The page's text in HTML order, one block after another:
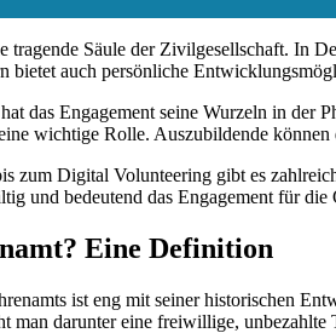
tragende Säule der Zivilgesellschaft. In
bietet auch persönliche
das Engagement seine Wurzeln in der
wichtige Rolle. Auszubildende
zum Digital Volunteering gibt es
und bedeutend das Engagement für die
Eine Definition
ist eng mit seiner historischen
man darunter eine freiwillige,